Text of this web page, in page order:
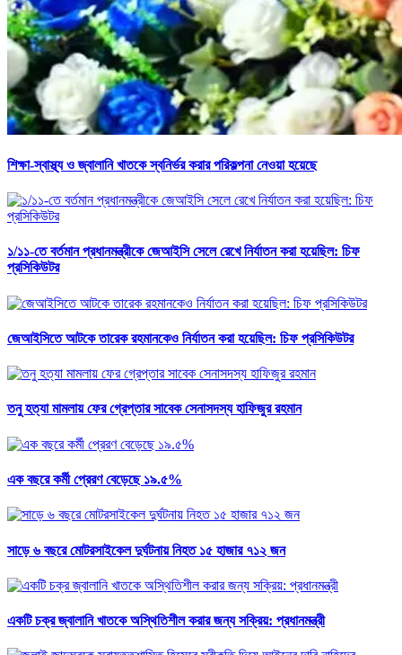
শিক্ষা-স্বাস্থ্য ও জ্বালানি খাতকে স্বনির্ভর করার পরিকল্পনা নেওয়া হয়েছে
১/১১-তে বর্তমান প্রধানমন্ত্রীকে জেআইসি সেলে রেখে নির্যাতন করা হয়েছিল: চিফ
প্রসিকিউটর
জেআইসিতে আটকে তারেক রহমানকেও নির্যাতন করা হয়েছিল: চিফ প্রসিকিউটর
তনু হত্যা মামলায় ফের গ্রেপ্তার সাবেক সেনাসদস্য হাফিজুর রহমান
এক বছরে কর্মী প্রেরণ বেড়েছে ১৯.৫%
সাড়ে ৬ বছরে মোটরসাইকেল দুর্ঘটনায় নিহত ১৫ হাজার ৭১২ জন
একটি চক্র জ্বালানি খাতকে অস্থিতিশীল করার জন্য সক্রিয়: প্রধানমন্ত্রী